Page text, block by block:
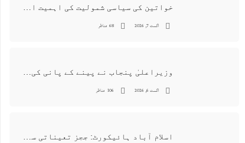
خواتین کی سیاسی شمولیت کی اہمیت اور فیصلہ سازی کے عمل میں فعال کردار
اگست 7, 2026 68 مناظر
وزیراعلیٰ پنجاب نے پینے کے پانی کی بوتل پر چارجز لگانے کی تجویز مستر دکر دی
اگست 6, 2026 106 مناظر
اسلام آباد ہائیکورٹ: ججز تعیناتی سمری منظور نہیں‌ ہونے کے خٌلاف فیصلہ محفوظ